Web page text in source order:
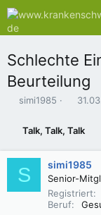
Schlechte
Beurteilung
E
s
e
l
simi1985
E
s
t
e
l
t
Talk, Talk, Talk
S simi1985
Senior-
Registriert
Beruf